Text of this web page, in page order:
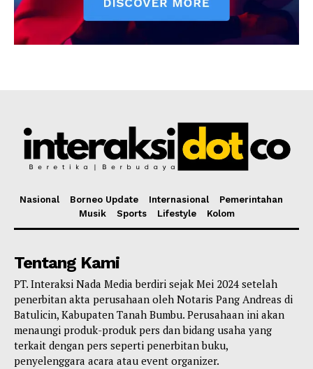
Nasional Borneo Update Internasional
Pemerintahan
Musik
Sports Lifestyle Kolom
Tentang Kami
PT. Interaksi Nada Media berdiri sejak Mei 2024 setelah
penerbitan akta perusahaan oleh Notaris Pang Andreas di
Batulicin, Kabupaten Tanah Bumbu. Perusahaan ini akan
menaungi produk-produk pers dan bidang usaha yang
terkait dengan pers seperti penerbitan buku,
penyelenggara acara atau event organizer.